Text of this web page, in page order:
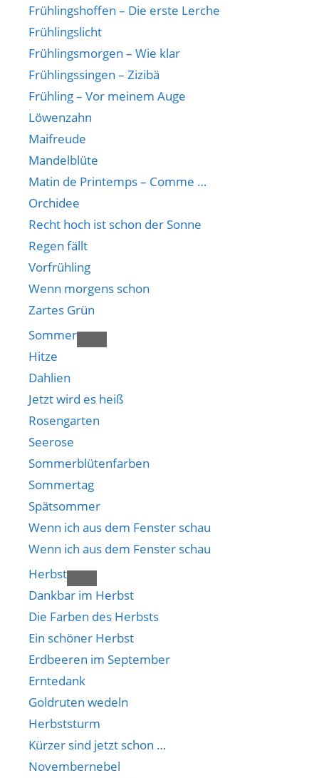
Frühlingshoffen – Die erste Lerche
Frühlingslicht
Frühlingsmorgen – Wie klar
Frühlingssingen – Zizibä
Frühling – Vor meinem Auge
Löwenzahn
Maifreude
Mandelblüte
Matin de Printemps – Comme …
Orchidee
Recht hoch ist schon der Sonne
Regen fällt
Vorfrühling
Wenn morgens schon
Zartes Grün
Sommer
Hitze
Dahlien
Jetzt wird es heiß
Rosengarten
Seerose
Sommerblütenfarben
Sommertag
Spätsommer
Wenn ich aus dem Fenster schau
Wenn ich aus dem Fenster schau
Herbst
Dankbar im Herbst
Die Farben des Herbsts
Ein schöner Herbst
Erdbeeren im September
Erntedank
Goldruten wedeln
Herbststurm
Kürzer sind jetzt schon …
Novembernebel